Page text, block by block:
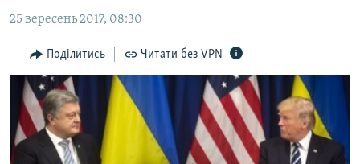
до
ІНТЕРВ'Ю
ВСЕ ЗА ДЕНЬ
СПЕЦПРОЕКТИ
ДЕПОРТАЦІЯ
ВІДЕОУРОКИ «ELIFBE»
ЯК ОБІЙТИ БЛОКУВАННЯ
Русский
25 вересень 2017, 08:30
Поділитись Читати без VPN